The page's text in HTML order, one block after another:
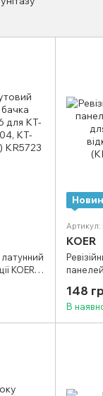
KOER
Артикул:
KOER
(колір
148
В